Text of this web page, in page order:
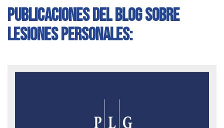
Publicaciones del blog sobre
lesiones personales: